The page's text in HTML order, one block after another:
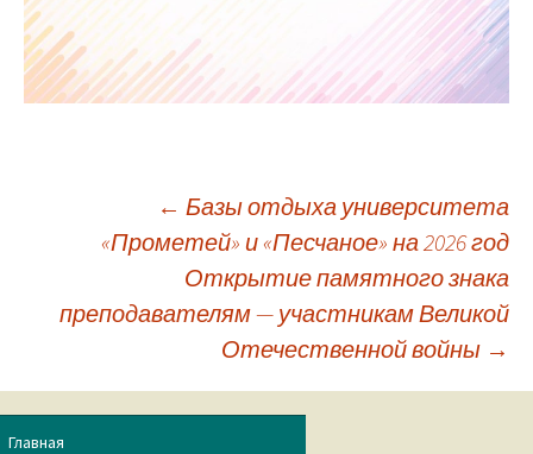
Навигация
по
записям
← Базы отдыха университета
«Прометей» и «Песчаное» на 2026 год
Открытие памятного знака
преподавателям — участникам Великой
Отечественной войны →
Главная